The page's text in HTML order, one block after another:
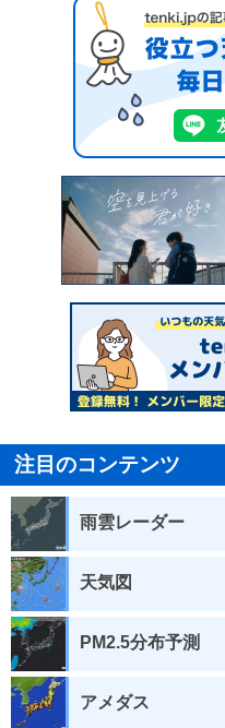
注目のコンテンツ
雨雲レーダー
天気図
PM2.5分布予測
アメダス